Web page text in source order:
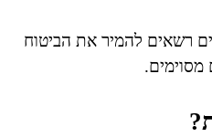
רשאים להמיר את הביטוח
מסוימים.